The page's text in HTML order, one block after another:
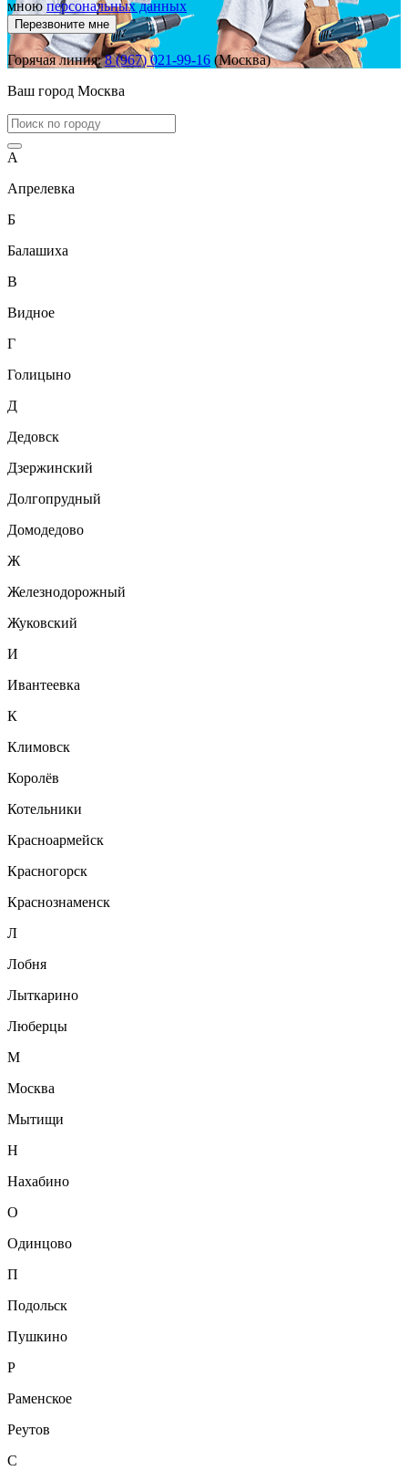
мною персональных данных
Перезвоните мне
Горячая линия:8 (967) 021-99-16 (Москва)
Ваш город Москва
А
Апрелевка
Б
Балашиха
В
Видное
Г
Голицыно
Д
Дедовск
Дзержинский
Долгопрудный
Домодедово
Ж
Железнодорожный
Жуковский
И
Ивантеевка
К
Климовск
Королёв
Котельники
Красноармейск
Красногорск
Краснознаменск
Л
Лобня
Лыткарино
Люберцы
М
Москва
Мытищи
Н
Нахабино
О
Одинцово
П
Подольск
Пушкино
Р
Раменское
Реутов
С